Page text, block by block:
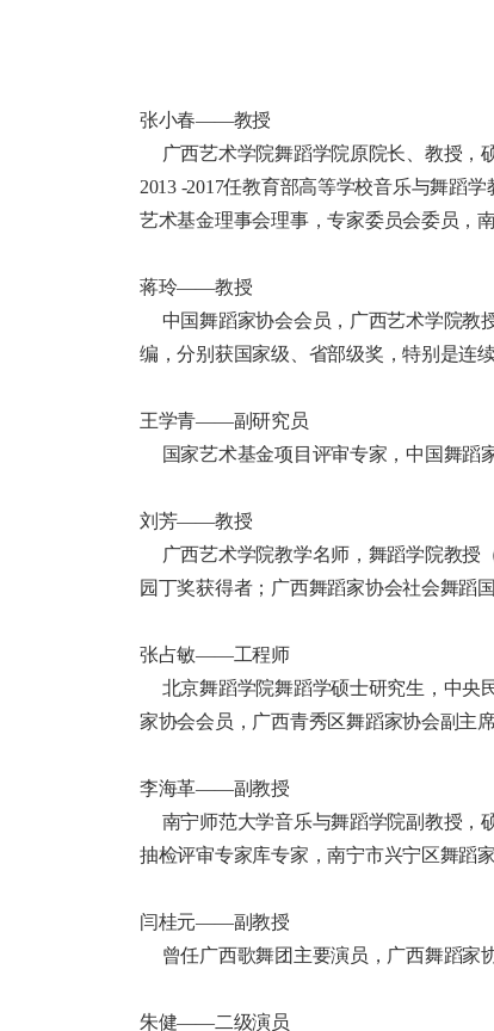
张小春——教授
广西艺术学院舞蹈学院原院长、教授，
2013 -2017任教育部高等学校音乐与舞蹈
艺术基金理事会理事，专家委员会委员，
蒋玲——教授
中国舞蹈家协会会员，广西艺术学院教
编，分别获国家级、省部级奖，特别是连
王学青——副研究员
国家艺术基金项目评审专家，中国舞蹈
刘芳——教授
广西艺术学院教学名师，舞蹈学院教授
园丁奖获得者；广西舞蹈家协会社会舞蹈
张占敏——工程师
北京舞蹈学院舞蹈学硕士研究生，中央
家协会会员，广西青秀区舞蹈家协会副主
李海革——副教授
南宁师范大学音乐与舞蹈学院副教授，
抽检评审专家库专家，南宁市兴宁区舞蹈
闫桂元——副教授
曾任广西歌舞团主要演员，广西舞蹈家
朱健——二级演员